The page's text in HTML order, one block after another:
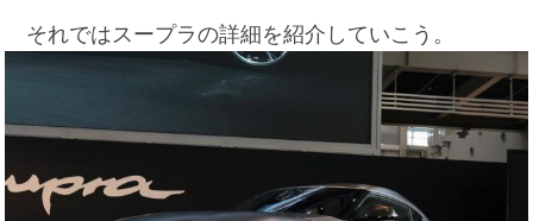
それではスープラの詳細を紹介していこう。